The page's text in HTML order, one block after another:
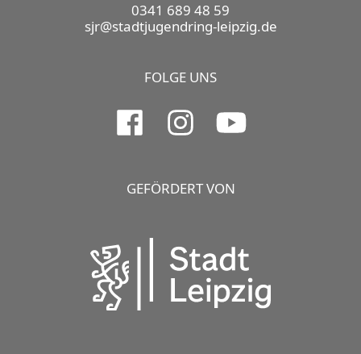
0341 689 48 59
sjr@stadtjugendring-leipzig.de
FOLGE UNS
GEFÖRDERT VON